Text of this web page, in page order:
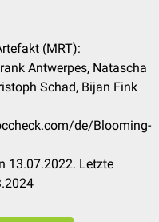
(MRT):
Antwerpes, Natascha
Schad, Bijan Fink
de/Blooming-
13.07.2022. Letzte